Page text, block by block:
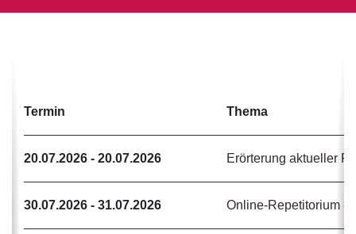
Termin Thema
20.07.2026 - 20.07.2026 Erörterung aktueller
30.07.2026 - 31.07.2026 Online-Repetitorium -